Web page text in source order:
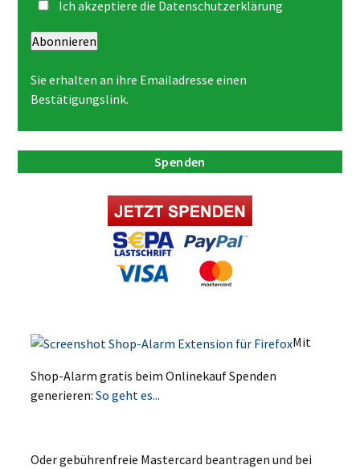
Ich akzeptiere die Datenschutzerklärung
Abonnieren
Sie erhalten an ihre Emailadresse einen
Bestätigungslink.
Spenden
Mit
Shop-Alarm gratis beim Onlinekauf Spenden
generieren:So geht es...
Oder gebührenfreie Mastercard beantragen und bei